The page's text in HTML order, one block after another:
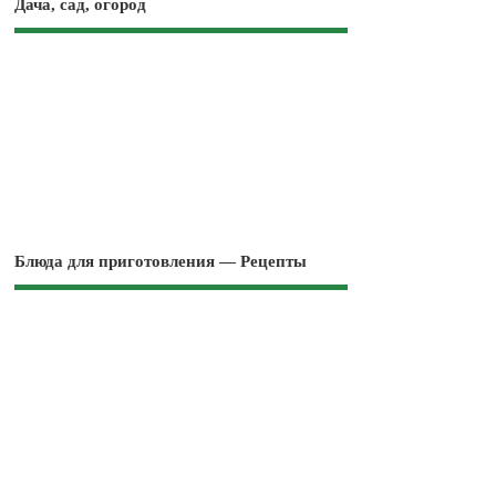
Дача, сад, огород
Блюда для приготовления — Рецепты